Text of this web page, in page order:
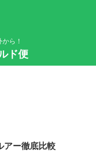
ら！
ド便
アー徹底比較